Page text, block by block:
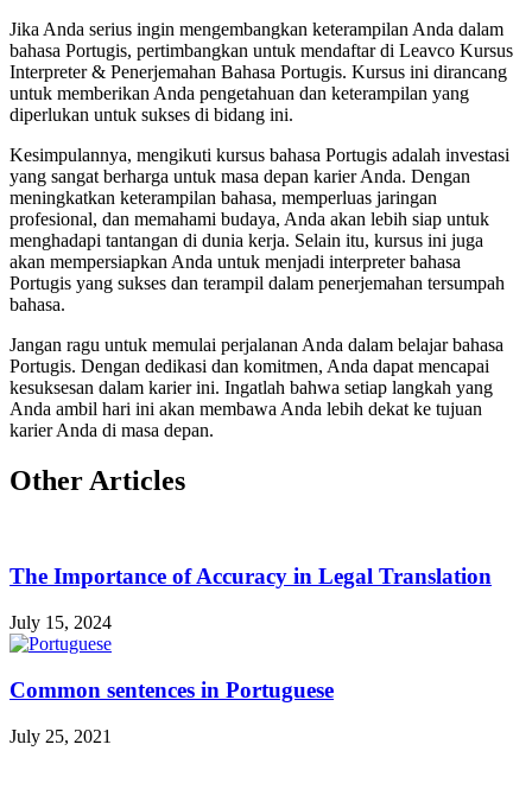
Jika Anda serius ingin mengembangkan keterampilan Anda dalam
bahasa Portugis, pertimbangkan untuk mendaftar di Leavco Kursus
Interpreter & Penerjemahan Bahasa Portugis. Kursus ini dirancang
untuk memberikan Anda pengetahuan dan keterampilan yang
diperlukan untuk sukses di bidang ini.
Kesimpulannya, mengikuti kursus bahasa Portugis adalah investasi
yang sangat berharga untuk masa depan karier Anda. Dengan
meningkatkan keterampilan bahasa, memperluas jaringan
profesional, dan memahami budaya, Anda akan lebih siap untuk
menghadapi tantangan di dunia kerja. Selain itu, kursus ini juga
akan mempersiapkan Anda untuk menjadi interpreter bahasa
Portugis yang sukses dan terampil dalam penerjemahan tersumpah
bahasa.
Jangan ragu untuk memulai perjalanan Anda dalam belajar bahasa
Portugis. Dengan dedikasi dan komitmen, Anda dapat mencapai
kesuksesan dalam karier ini. Ingatlah bahwa setiap langkah yang
Anda ambil hari ini akan membawa Anda lebih dekat ke tujuan
karier Anda di masa depan.
Other Articles
The Importance of Accuracy in Legal Translation
July 15, 2024
Common sentences in Portuguese
July 25, 2021